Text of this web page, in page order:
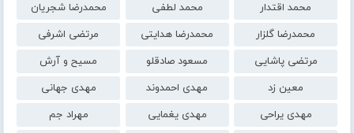
محمد اقتدار
محمد لطفی
محمدرضا شجریان
محمدرضا گلزار
محمدرضا هدایتی
مرتضی اشرفی
مرتضی پاشایی
مسعود صادقلو
مسیح و آرش
معین زد
مهدی احمدوند
مهدی جهانی
مهدی یراحی
مهدی یغمایی
مهراد جم